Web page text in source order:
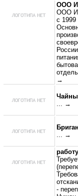
ООО
ООО
с 1999
→
... →
... →
-